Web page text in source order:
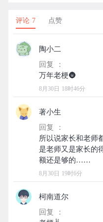
评论 7 点赞
陶小二
回复 ：
8月30日 18时46分
著小生
回复 ：
所以说家长和老师
是老师又是家长
8月30日 19时6分
柯南道尔
回复 ：